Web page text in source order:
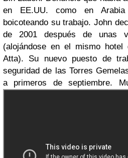
en EE.UU. como en
boicoteando su trabajo. John
de 2001 después de unas
(alojándose en el mismo hotel
Atta). Su nuevo puesto de
seguridad de las Torres
a primeros de septiembre.